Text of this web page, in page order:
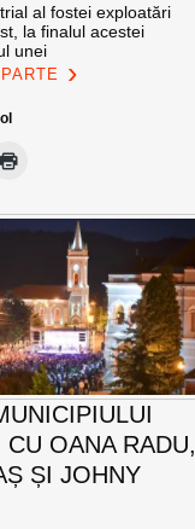
al fostei exploatări
la finalul acestei
unei
OANA RADU,
ȘI JOHNY